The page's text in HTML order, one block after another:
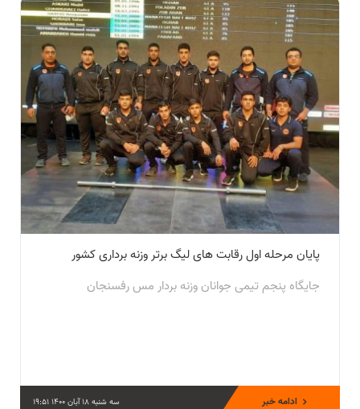
پایان مرحله اول رقابت های لیگ برتر وزنه برداری کشور
جایگاه پنجم تیمی جوانان وزنه بردار مس رفسنجان
سه شنبه 18 آبان 1400 19:51 ادامه خبر